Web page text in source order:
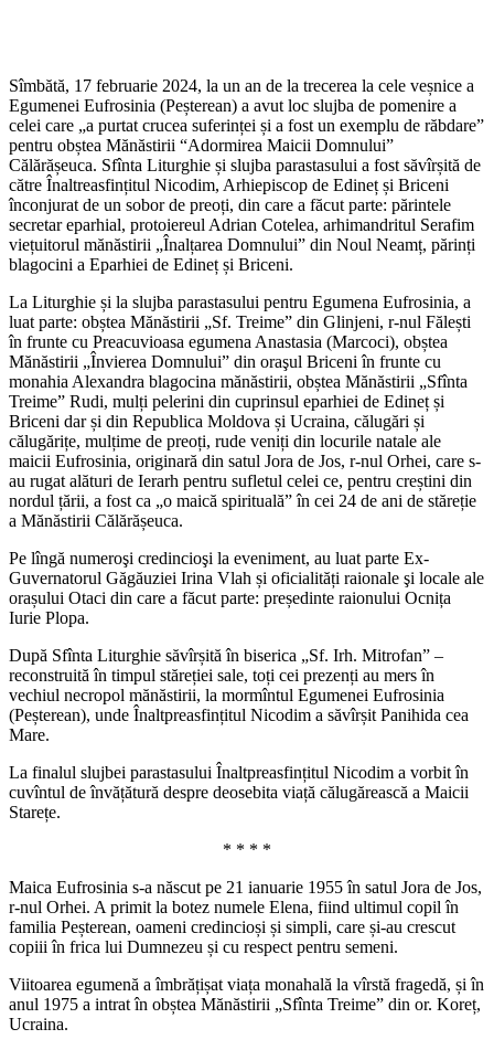
Sîmbătă, 17 februarie 2024, la un an de la trecerea la cele veșnice a
Egumenei Eufrosinia (Peșterean) a avut loc slujba de pomenire a
celei care „a purtat crucea suferinței și a fost un exemplu de răbdare”
pentru obștea Mănăstirii “Adormirea Maicii Domnului”
Călărășeuca. Sfînta Liturghie și slujba parastasului a fost săvîrșită de
către Înaltreasfințitul Nicodim, Arhiepiscop de Edineț și Briceni
înconjurat de un sobor de preoți, din care a făcut parte: părintele
secretar eparhial, protoiereul Adrian Cotelea, arhimandritul Serafim
viețuitorul mănăstirii „Înalțarea Domnului” din Noul Neamț, părinți
blagocini a Eparhiei de Edineț și Briceni.
La Liturghie și la slujba parastasului pentru Egumena Eufrosinia, a
luat parte: obștea Mănăstirii „Sf. Treime” din Glinjeni, r-nul Fălești
în frunte cu Preacuvioasa egumena Anastasia (Marcoci), obștea
Mănăstirii „Învierea Domnului” din oraşul Briceni în frunte cu
monahia Alexandra blagocina mănăstirii, obștea Mănăstirii „Sfînta
Treime” Rudi, mulți pelerini din cuprinsul eparhiei de Edineț și
Briceni dar și din Republica Moldova și Ucraina, călugări și
călugărițe, mulțime de preoți, rude veniți din locurile natale ale
maicii Eufrosinia, originară din satul Jora de Jos, r-nul Orhei, care s-
au rugat alături de Ierarh pentru sufletul celei ce, pentru creștini din
nordul țării, a fost ca „o maică spirituală” în cei 24 de ani de stăreție
a Mănăstirii Călărășeuca.
Pe lîngă numeroşi credincioşi la eveniment, au luat parte Ex-
Guvernatorul Găgăuziei Irina Vlah și oficialități raionale şi locale ale
orașului Otaci din care a făcut parte: președinte raionului Ocnița
Iurie Plopa.
După Sfînta Liturghie săvîrșită în biserica „Sf. Irh. Mitrofan” –
reconstruită în timpul stăreției sale, toți cei prezenți au mers în
vechiul necropol mănăstirii, la mormîntul Egumenei Eufrosinia
(Peșterean), unde Înaltpreasfințitul Nicodim a săvîrșit Panihida cea
Mare.
La finalul slujbei parastasului Înaltpreasfințitul Nicodim a vorbit în
cuvîntul de învățătură despre deosebita viață călugărească a Maicii
Starețe.
* * * *
Maica Eufrosinia s-a născut pe 21 ianuarie 1955 în satul Jora de Jos,
r-nul Orhei. A primit la botez numele Elena, fiind ultimul copil în
familia Peșterean, oameni credincioși și simpli, care și-au crescut
copiii în frica lui Dumnezeu și cu respect pentru semeni.
Viitoarea egumenă a îmbrățișat viața monahală la vîrstă fragedă, și în
anul 1975 a intrat în obștea Mănăstirii „Sfînta Treime” din or. Koreț,
Ucraina.